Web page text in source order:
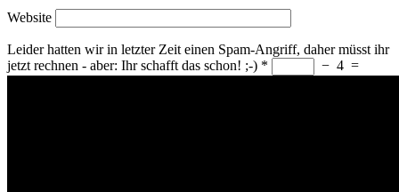
Website
Leider hatten wir in letzter Zeit einen Spam-Angriff, daher müsst ihr
jetzt rechnen - aber: Ihr schafft das schon! ;-) * − 4 =